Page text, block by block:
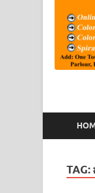
TAG: